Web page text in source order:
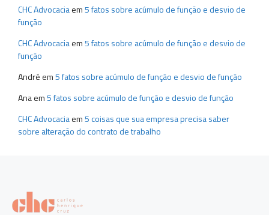
CHC Advocaciaem5 fatos sobre acúmulo de função e desvio de
função
CHC Advocaciaem5 fatos sobre acúmulo de função e desvio de
função
André em5 fatos sobre acúmulo de função e desvio de função
Anaem5 fatos sobre acúmulo de função e desvio de função
CHC Advocaciaem5 coisas que sua empresa precisa saber
sobre alteração do contrato de trabalho